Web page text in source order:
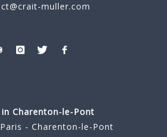
muller.com
Charenton-le-Pont
- Charenton-le-Pont